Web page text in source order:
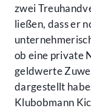
zwei
ließen, dass er
ob eine private
geldwerte
dargestellt
Klubobmann